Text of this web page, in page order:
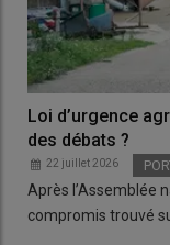
Loi d’urgence
des débats ?
22 juillet 2026
Après l’Assemblée
compromis trouvé